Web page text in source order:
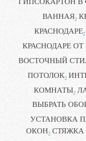
ВАННАЯ2
КРАСНОДАРЕ2
КРАСНОДАРЕ
ВОСТОЧНЫЙ
ПОТОЛОК2
КОМНАТЫ2
ВЫБРАТЬ
УСТАНОВКА
ОКОН2